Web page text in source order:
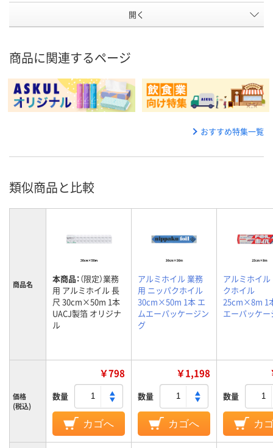
開く
商品に関連するページ
おすすめ特集一覧
類似商品と比較
商品名 本商品：（限定）業務
用 アルミホイル 長
尺 30cm×50m 1本
UACJ製箔 オリジナ
ル
アルミホイル 業務
用 ニッパクホイル
30cm×50m 1本 エ
ムエーパッケージン
グ
アルミホイル
クホイル
25cm×8m 1
エーパッケ
価格
(税込)
￥798
数量
カゴへ
￥1,198
数量
カゴへ
数量
カ